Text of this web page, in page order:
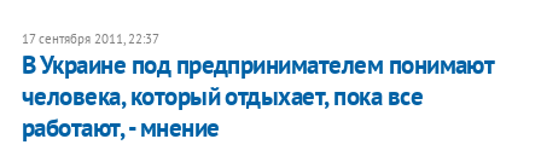
17 сентября 2011, 22:37
В Украине под предпринимателем понимают
человека, который отдыхает, пока все
работают, - мнение